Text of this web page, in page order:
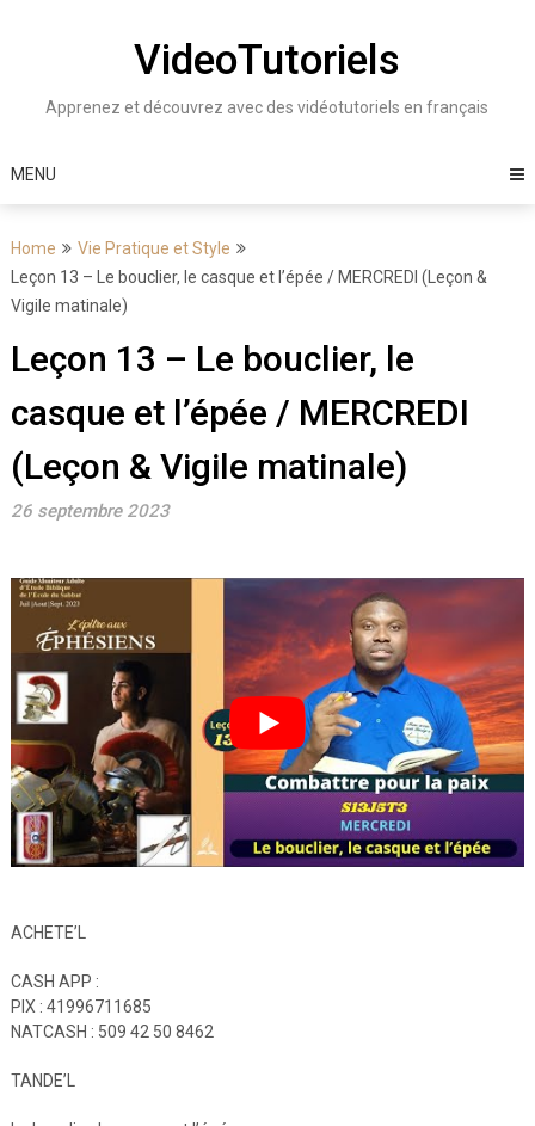
VideoTutoriels
Apprenez et découvrez avec des vidéotutoriels en français
MENU
Home
Vie Pratique et Style
Leçon 13 – Le bouclier, le casque et l’épée / MERCREDI (Leçon &
Vigile matinale)
Leçon 13 – Le bouclier, le
casque et l’épée / MERCREDI
(Leçon & Vigile matinale)
26 septembre 2023
ACHETE’L
CASH APP :
PIX : 41996711685
NATCASH : 509 42 50 8462
TANDE’L